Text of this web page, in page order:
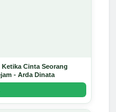
Ketika Cinta Seorang
- Arda Dinata